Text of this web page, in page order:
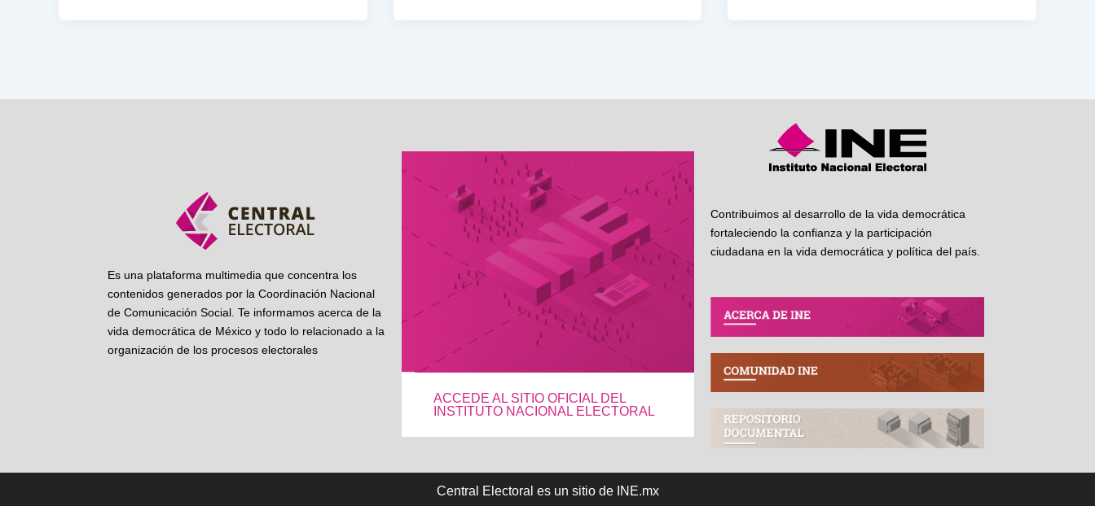
Es una plataforma multimedia que concentra los
contenidos generados por la Coordinación Nacional
de Comunicación Social. Te informamos acerca de la
vida democrática de México y todo lo relacionado a la
organización de los procesos electorales
ACCEDE AL SITIO OFICIAL DEL
INSTITUTO NACIONAL ELECTORAL
Contribuimos al desarrollo de la vida democrática
fortaleciendo la confianza y la participación
ciudadana en la vida democrática y política del país.
Central Electoral es un sitio de INE.mx